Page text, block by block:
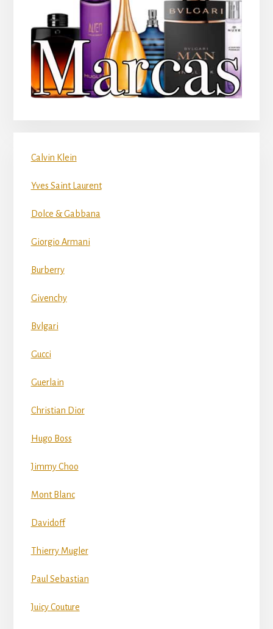
Calvin Klein
Yves Saint Laurent
Dolce & Gabbana
Giorgio Armani
Burberry
Givenchy
Bvlgari
Gucci
Guerlain
Christian Dior
Hugo Boss
Jimmy Choo
Mont Blanc
Davidoff
Thierry Mugler
Paul Sebastian
Juicy Couture